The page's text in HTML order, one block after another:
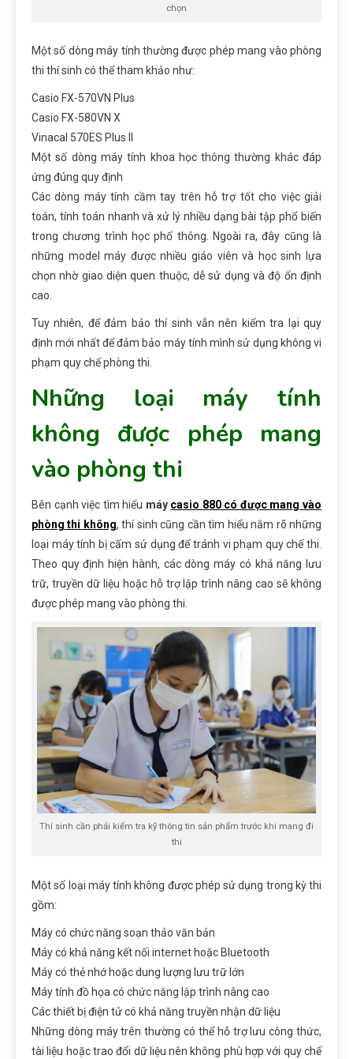
chọn
Một số dòng máy tính thường được phép mang vào phòng
thi thísinh có thể tham khảo như:
Casio FX-570VN Plus
Casio FX-580VN X
Vinacal 570ES Plus II
Một số dòng máy tính khoa học thông thường khác đáp
ứng đúng quy định
Các dòng máytính cầm tay trên hỗ trợ tốt cho việc giải
toán, tính toán nhanh và xử lý nhiều dạng bài tập phổ biến
trong chương trình học phổ thông. Ngoài ra, đây cũng là
những model máy được nhiều giáo viên và học sinh lựa
chọn nhờ giao diện quen thuộc, dễ sử dụng và độ ổn định
cao.
Tuy nhiên, đểđảm bảothí sinh vẫn nên kiểm tra lại quy
định mới nhất để đảm bảo máy tính mình sử dụng không vi
phạm quy chế phòng thi.
Những loại máy tính
không được phép mang
vào phòng thi
Bên cạnh việc tìm hiểu máy casio 880 có được mang vào
phòng thi không, thí sinh cũng cần tìm hiểu nắm rõ những
loại máy tính bị cấm sử dụng để tránh vi phạm quy chế thi.
Theo quy định hiện hành, các dòng máy có khả năng lưu
trữ, truyền dữ liệu hoặc hỗ trợ lập trình nâng cao sẽ không
được phép mang vào phòng thi.
Thí sinh cần phải kiểm tra kỹ thông tin sản phẩm trước khi mang đi
thi
Một số loại máy tính không được phép sử dụng trong kỳ thi
gồm:
Máy có chức năng soạn thảo văn bản
Máy có khả năng kết nối internet hoặc Bluetooth
Máy có thẻ nhớ hoặc dung lượng lưu trữ lớn
Máy tính đồ họa có chức năng lập trình nâng cao
Các thiết bị điện tử có khả năng truyền nhận dữ liệu
Những dòng máy trên thường có thể hỗ trợ lưu công thức,
tài liệu hoặc trao đổi dữ liệu nên không phù hợp với quy chế